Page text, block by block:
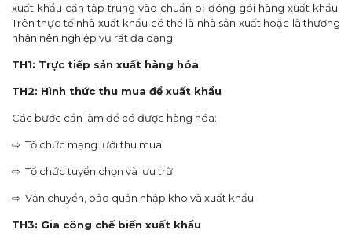
xuất khẩu cần tập trung vào chuẩn bị đóng gói hàng xuất khẩu.
Trên thực tế nhà xuất khẩu có thể là nhà sản xuất hoặc là thương
nhân nên nghiệp vụ rất đa dạng:
TH1: Trực tiếp sản xuất hàng hóa
TH2: Hình thức thu mua để xuất khẩu
Các bước cần làm để có được hàng hóa:
⇨ Tổ chức mạng lưới thu mua
⇨ Tổ chức tuyển chọn và lưu trữ
⇨ Vận chuyển, bảo quản nhập kho và xuất khẩu
TH3: Gia công chế biến xuất khẩu